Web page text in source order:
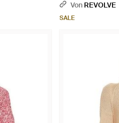
Von REVOLVE
SALE